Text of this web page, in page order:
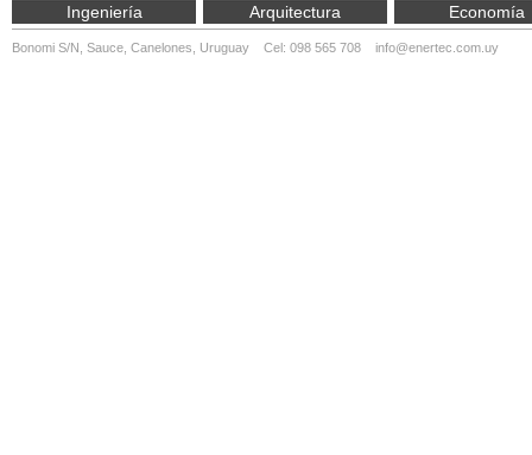
Ingeniería Arquitectura Economía
Bonomi S/N, Sauce, Canelones, Uruguay Cel: 098 565 708 info@enertec.com.uy